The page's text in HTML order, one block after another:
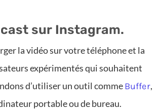
sur Instagram.
la vidéo sur votre téléphone et la
expérimentés qui souhaitent
d’utiliser un outil commeBuffer,
portable ou de bureau.